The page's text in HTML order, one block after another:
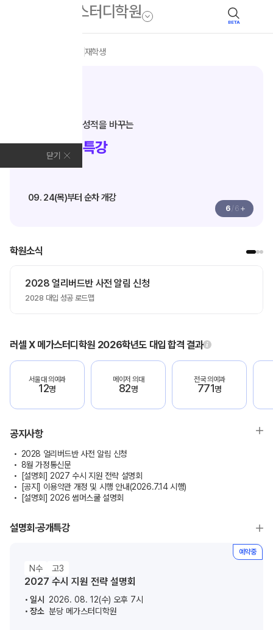
BETA
닫기
재학생
단기 완성으로 성적을 바꾸는
추석 집중 특강
09. 24(목)부터 순차 개강
6/ 6 +
학원소식
2028 얼리버드반 사전 알림 신청
2028 대입 성공 로드맵
러셀 X 메가스터디학원 2026학년도 대입 합격 결과
서울대 의예과
12명
메이저 의대
82명
전국 의예과
771명
공지사항
2028 얼리버드반 사전 알림 신청
8월 가정통신문
[설명회] 2027 수시 지원 전략 설명회
[공지] 이용약관 개정 및 시행 안내(2026.7.14 시행)
[설명회] 2026 썸머스쿨 설명회
설명회·공개특강
N수 고3
2027 수시 지원 전략 설명회
일시 2026. 08. 12(수) 오후 7시
장소 분당 메가스터디학원
예약중